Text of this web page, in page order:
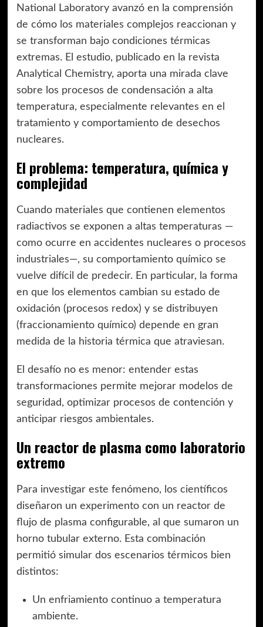
National Laboratory avanzó en la comprensión
de cómo los materiales complejos reaccionan y
se transforman bajo condiciones térmicas
extremas. El estudio, publicado en la revista
Analytical Chemistry, aporta una mirada clave
sobre los procesos de condensación a alta
temperatura, especialmente relevantes en el
tratamiento y comportamiento de desechos
nucleares.
El problema: temperatura, química y
complejidad
Cuando materiales que contienen elementos
radiactivos se exponen a altas temperaturas —
como ocurre en accidentes nucleares o procesos
industriales—, su comportamiento químico se
vuelve difícil de predecir. En particular, la forma
en que los elementos cambian su estado de
oxidación (procesos redox) y se distribuyen
(fraccionamiento químico) depende en gran
medida de la historia térmica que atraviesan.
El desafío no es menor: entender estas
transformaciones permite mejorar modelos de
seguridad, optimizar procesos de contención y
anticipar riesgos ambientales.
Un reactor de plasma como laboratorio
extremo
Para investigar este fenómeno, los científicos
diseñaron un experimento con un reactor de
flujo de plasma configurable, al que sumaron un
horno tubular externo. Esta combinación
permitió simular dos escenarios térmicos bien
distintos:
Un enfriamiento continuo a temperatura
ambiente.